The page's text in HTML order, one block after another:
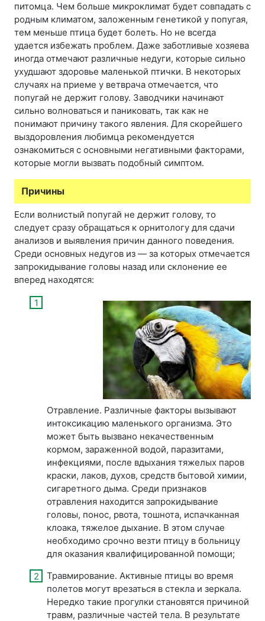
питомца. Чем больше микроклимат будет совпадать с
родным климатом, заложенным генетикой у попугая,
тем меньше птица будет болеть. Но не всегда
удается избежать проблем. Даже заботливые хозяева
иногда отмечают различные недуги, которые сильно
ухудшают здоровье маленькой птички. В некоторых
случаях на приеме у ветврача отмечается, что
попугай не держит голову. Заводчики начинают
сильно волноваться и паниковать, так как не
понимают причину такого явления. Для скорейшего
выздоровления любимца рекомендуется
ознакомиться с основными негативными факторами,
которые могли вызвать подобный симптом.
Причины
Если волнистый попугай не держит голову, то
следует сразу обращаться к орнитологу для сдачи
анализов и выявления причин данного поведения.
Среди основных недугов из — за которых отмечается
запрокидывание головы назад или склонение ее
вперед находятся:
Отравление. Различные факторы вызывают
интоксикацию маленького организма. Это
может быть вызвано некачественным
кормом, зараженной водой, паразитами,
инфекциями, после вдыхания тяжелых паров
краски, лаков, духов, средств бытовой химии,
сигаретного дыма. Среди признаков
отравления находится запрокидывание
головы, понос, рвота, тошнота, испачканная
клоака, тяжелое дыхание. В этом случае
необходимо срочно везти птицу в больницу
для оказания квалифицированной помощи;
Травмирование. Активные птицы во время
полетов могут врезаться в стекла и зеркала.
Нередко такие прогулки становятся причиной
травм, различные частей тела. В результате